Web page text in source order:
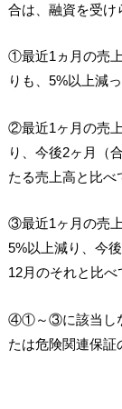
合は、融資を受け
①最近1ヵ月の売
りも、5%以上減
②最近1ヶ月の売
り、今後2ヶ月（
たる売上高と比べ
③最近1ヶ月の売
5%以上減り、今
12月のそれと比
④①～③に該当しな
たは危険関連保証